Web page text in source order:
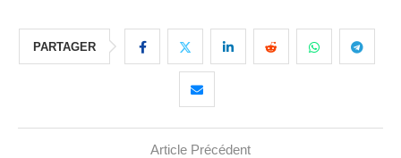
PARTAGER
Article Précédent